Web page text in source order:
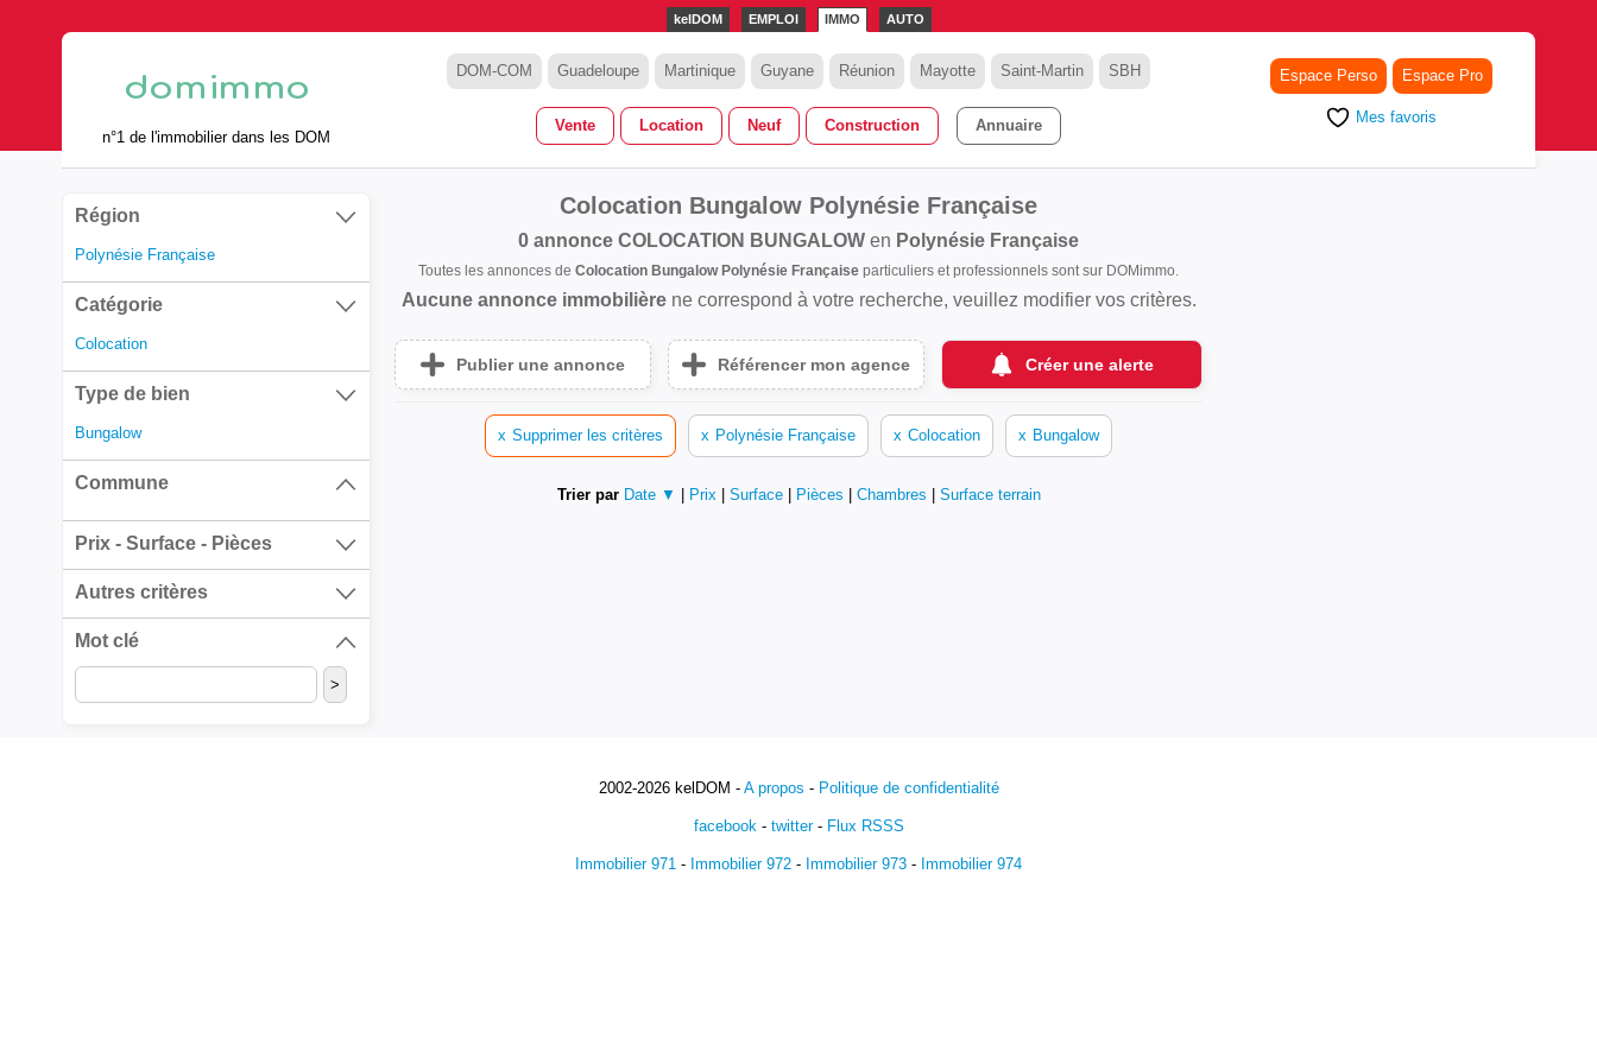
kelDOM EMPLOI IMMO AUTO
n°1 de l'immobilier dans les DOM
DOM-COM Guadeloupe Martinique Guyane Réunion Mayotte Saint-Martin SBH
Vente Location Neuf Construction Annuaire
Espace Perso Espace Pro
Mes favoris
Région
Polynésie Française
Catégorie
Colocation
Type de bien
Bungalow
Commune
Prix - Surface - Pièces
Autres critères
Mot clé
Colocation Bungalow Polynésie Française
0 annonce COLOCATION BUNGALOW en Polynésie Française
Toutes les annonces de Colocation Bungalow Polynésie Française particuliers et professionnels sont sur DOMimmo.
Aucune annonce immobilièrene correspond à votre recherche, veuillez modifier vos critères.
Publier une annonce Référencer mon agence Créer une alerte
x Supprimer les critères x Polynésie Française x Colocation x Bungalow
Trier par Date ▼ Prix Surface Pièces Chambres Surface terrain
2002-2026 kelDOM - A propos - Politique de confidentialité
facebook- twitter- Flux RSSS
Immobilier 971 - Immobilier 972 - Immobilier 973 - Immobilier 974